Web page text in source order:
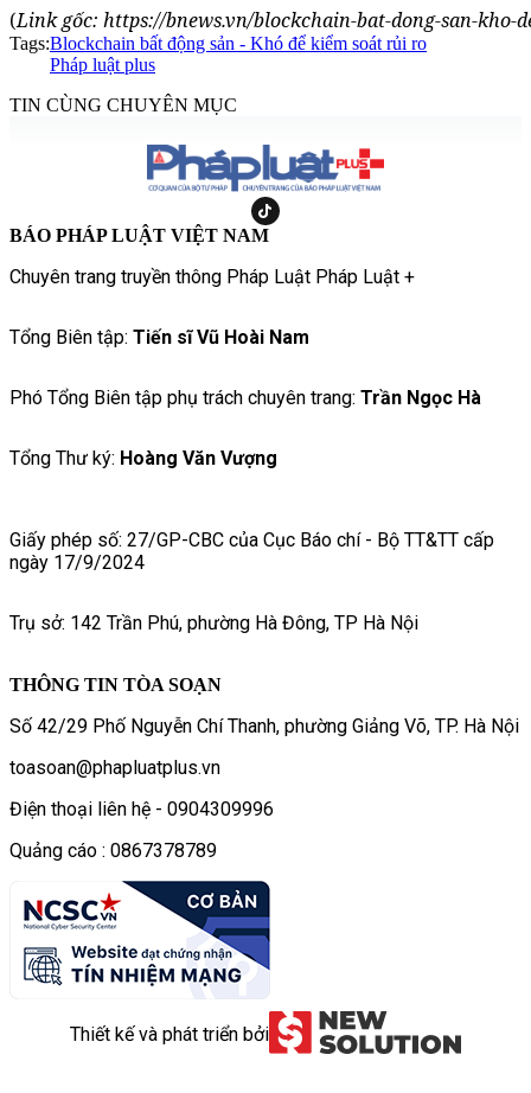
(Link gốc: https://bnews.vn/blockchain-bat-dong-san-kho-
Tags:Blockchain bất động sản - Khó để kiểm soát rủi ro
Pháp luật plus
TIN CÙNG CHUYÊN MỤC
BÁO PHÁP LUẬT VIỆT NAM
Chuyên trang truyền thông Pháp Luật Pháp Luật +
Tổng Biên tập: Tiến sĩ Vũ Hoài Nam
Phó Tổng Biên tập phụ trách chuyên trang: Trần Ngọc Hà
Tổng Thư ký: Hoàng Văn Vượng
Giấy phép số: 27/GP-CBC của Cục Báo chí - Bộ TT&TT cấp
ngày 17/9/2024
Trụ sở: 142 Trần Phú, phường Hà Đông, TP Hà Nội
THÔNG TIN TÒA SOẠN
Số 42/29 Phố Nguyễn Chí Thanh, phường Giảng Võ, TP. Hà Nội
toasoan@phapluatplus.vn
Điện thoại liên hệ - 0904309996
Quảng cáo : 0867378789
Thiết kế và phát triển bởi